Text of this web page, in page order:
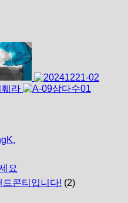
요
콘티입니다! (2)